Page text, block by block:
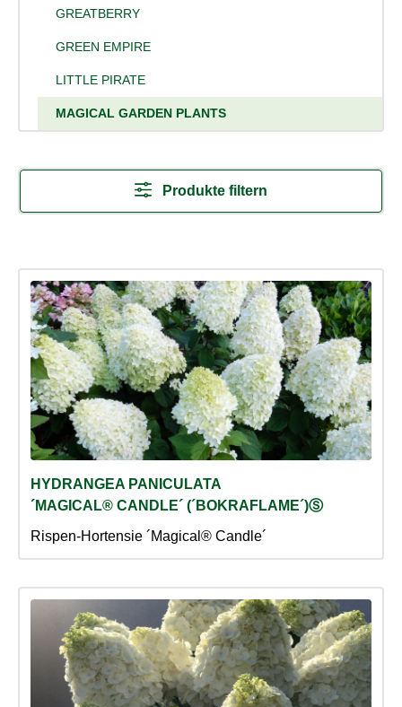
GREATBERRY
GREEN EMPIRE
LITTLE PIRATE
MAGICAL GARDEN PLANTS
Produkte filtern
HYDRANGEA PANICULATA
´MAGICAL® CANDLE´ (´BOKRAFLAME´)Ⓢ
Rispen-Hortensie ´Magical® Candle´